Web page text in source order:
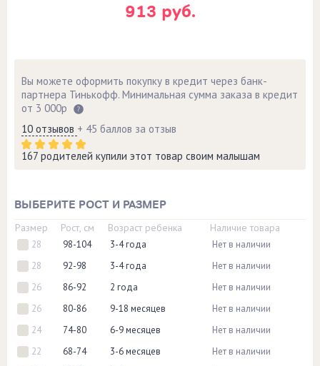
913 руб.
Вы можете оформить покупку в кредит через банк-
партнера Тинькофф. Минимальная сумма заказа в кредит
от 3 000р
10 отзывов + 45 баллов за отзыв
167 родителей купили этот товар своим малышам
ВЫБЕРИТЕ РОСТ И РАЗМЕР
Размер Рост, см Возраст ребенка Наличие товара
28 98-104 3-4 года
Нет в наличии
28
92-98 3-4 года
Нет в наличии
26
86-92 2 года
Нет в наличии
26
80-86 9-18 месяцев
Нет в наличии
24
74-80 6-9 месяцев
Нет в наличии
22
68-74 3-6 месяцев
Нет в наличии